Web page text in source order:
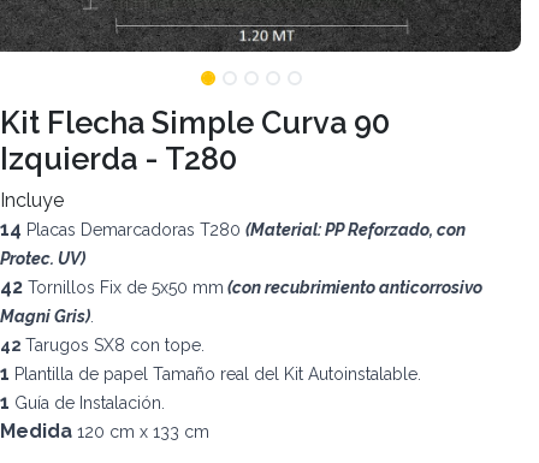
Kit Flecha Simple Curva 90
Izquierda - T280
Incluye
14 Placas Demarcadoras T280 (Material: PP Reforzado, con
Protec. UV)
42 Tornillos Fix de 5x50 mm (con recubrimiento anticorrosivo
Magni Gris)
42 Tarugos SX8 con tope.
1 Plantilla de papel Tamaño real del Kit Autoinstalable.
1 Guía de Instalación.
Medida 120 cm x 133 cm